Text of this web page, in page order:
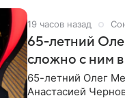
19 часов назад
65-летний
сложно с ним
65-летний Олег
Анастасией